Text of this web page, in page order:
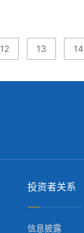
12 13 14
投资者关系
信息披露